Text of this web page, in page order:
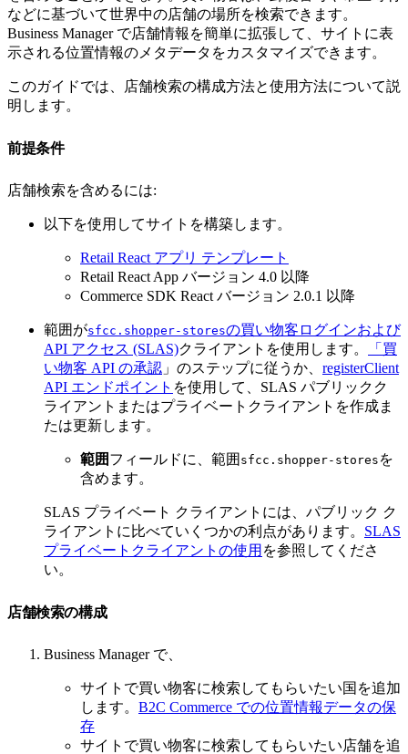
などに基づいて世界中の店舗の場所を検索できます。
Business Manager で店舗情報を簡単に拡張して、サイトに表
示される位置情報のメタデータをカスタマイズできます。
このガイドでは、店舗検索の構成方法と使用方法について説
明します。
前提条件
店舗検索を含めるには:
以下を使用してサイトを構築します。
Retail React アプリ テンプレート
Retail React App バージョン 4.0 以降
Commerce SDK React バージョン 2.0.1 以降
範囲がsfcc.shopper-storesの買い物客ログインおよび
API アクセス (SLAS)クライアントを使用します。
「買
い物客 API の承認 」のステップに従うか、 registerClient
API エンドポイント を使用して、SLAS パブリックク
ライアントまたはプライベートクライアントを作成ま
たは更新します。
範囲フィールドに、範囲 sfcc.shopper-stores を
含めます。
SLAS プライベート クライアントには、パブリック ク
ライアントに比べていくつかの利点があります。 SLAS
プライベートクライアントの使用 を参照してくださ
い。
店舗検索の構成
Business Manager で、
サイトで買い物客に検索してもらいたい国を追加
します。 B2C Commerce での位置情報データの保
存
サイトで買い物客に検索してもらいたい店舗を追